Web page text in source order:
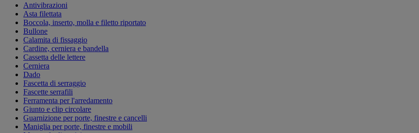
Antivibrazioni
Asta filettata
Boccola, inserto, molla e filetto riportato
Bullone
Calamita di fissaggio
Cardine, cerniera e bandella
Cassetta delle lettere
Cerniera
Dado
Fascetta di serraggio
Fascette serrafili
Ferramenta per l'arredamento
Giunto e clip circolare
Guarnizione per porte, finestre e cancelli
Maniglia per porte, finestre e mobili